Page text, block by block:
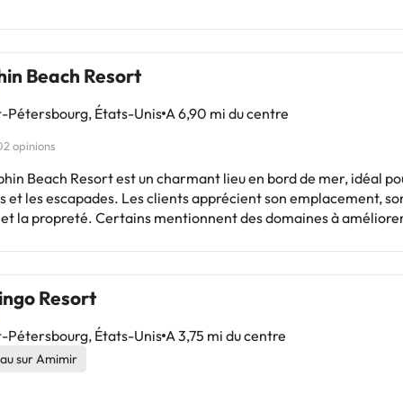
Beach Resort
Pétersbourg, États-Unis A 6,90 mi du centre
opinions
Beach Resort est un charmant lieu en bord de mer, idéal
et les escapades. Les clients apprécient son emplacement,
la propreté. Certains mentionnent des domaines à
et s'amuser sur la plage. Une option à considérer pour vos
Resort
Pétersbourg, États-Unis A 3,75 mi du centre
sur Amimir